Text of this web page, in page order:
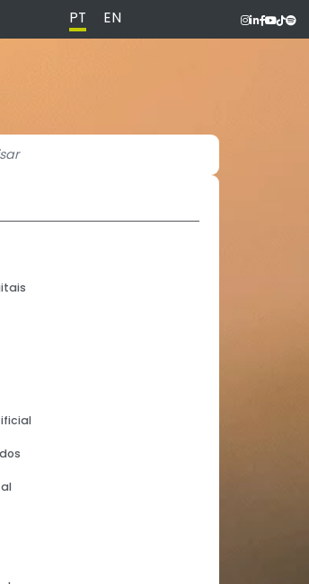
PT EN
Categoria
Colaboradores
Institucional